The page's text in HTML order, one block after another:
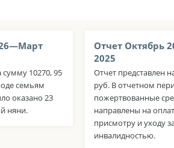
сумму 10270, 95
семьям
оказано 23
няни.
Отчет Октябрь
2025
Отчет представлен
руб. В отчетном
пожертвованные
направлены на
присмотру и уходу
инвалидностью.